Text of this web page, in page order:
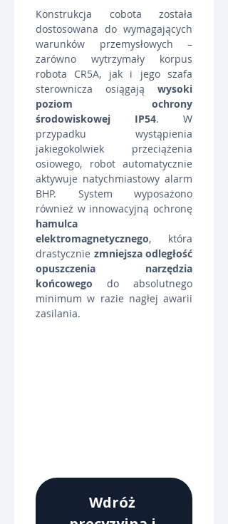
Konstrukcja cobota została
dostosowana do wymagających
warunków przemysłowych –
zarówno wytrzymały korpus
robota CR5A, jak i jego szafa
sterownicza osiągają wysoki
poziom ochrony
środowiskowej IP54. W
przypadku wystąpienia
jakiegokolwiek przeciążenia
osiowego, robot automatycznie
aktywuje natychmiastowy alarm
BHP. System wyposażono
hamulca
elektromagnetycznego, która
drastycznie zmniejsza odległość
opuszczenia narzędzia
końcowego do absolutnego
minimum w razie nagłej awarii
zasilania.
Wdróż